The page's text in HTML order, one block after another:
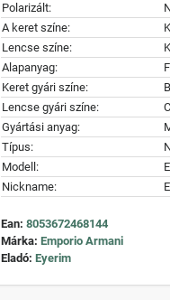
Polarizált:
A keret színe:
Lencse színe:
Alapanyag:
Keret gyári színe:
Lencse gyári színe:
Gyártási anyag:
Típus:
Modell:
Nickname:
Ean: 8053672468144
Márka: Emporio Armani
Eladó: Eyerim